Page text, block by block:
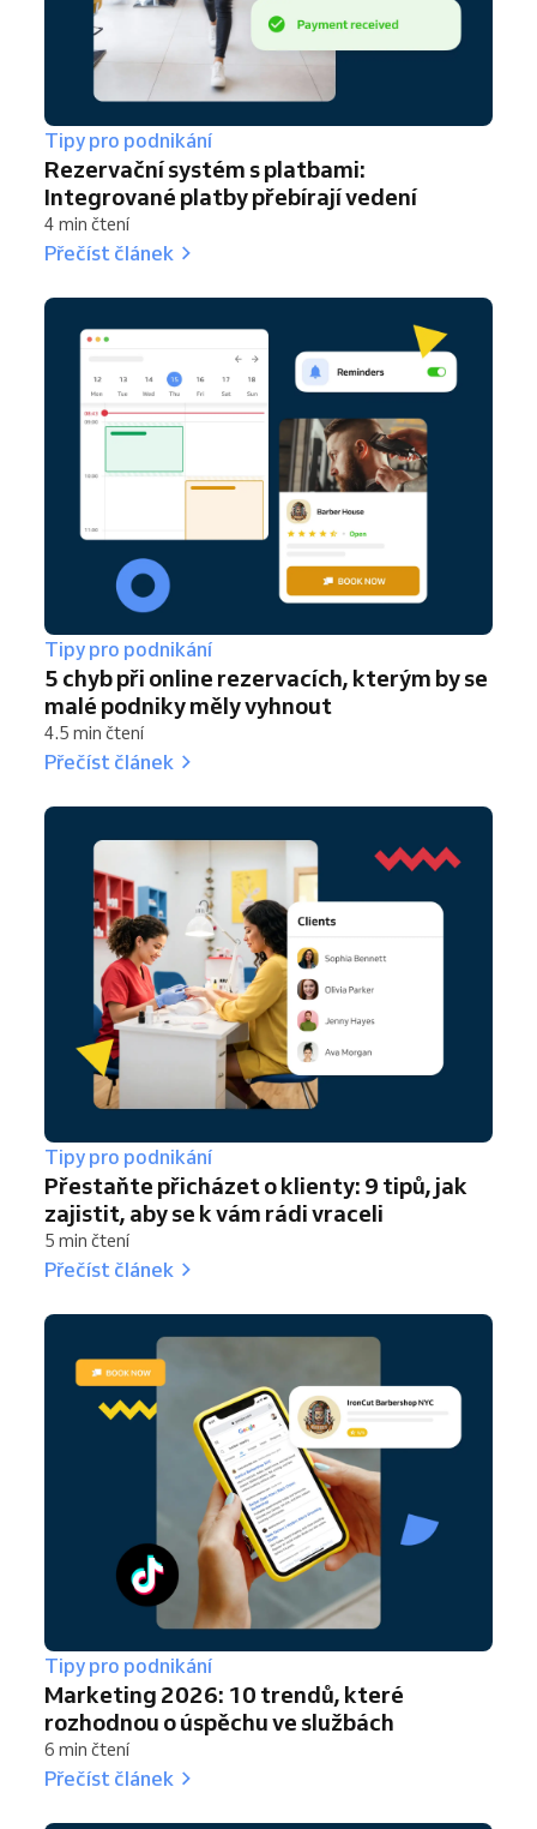
Tipy pro podnikání
Rezervační systém s platbami:
Integrované platby přebírají vedení
4 min čtení
Přečíst článek
Tipy pro podnikání
5 chyb při online rezervacích, kterým by se
malé podniky měly vyhnout
4.5 min čtení
Přečíst článek
Tipy pro podnikání
Přestaňte přicházet o klienty: 9 tipů, jak
zajistit, aby se k vám rádi vraceli
5 min čtení
Přečíst článek
Tipy pro podnikání
Marketing 2026: 10 trendů, které
rozhodnou o úspěchu ve službách
6 min čtení
Přečíst článek